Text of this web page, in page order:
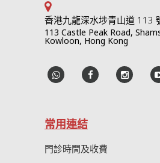
香港九龍深水埗青山道 113
113 Castle Peak Road,
Kowloon, Hong Kong
常用連結
門診時間及收費